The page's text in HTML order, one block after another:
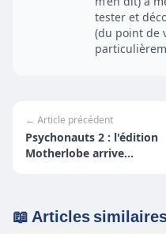
tester et
(du point de
← Article précédent
Psychonauts 2 : l'édition
Motherlobe arrive
📖 Articles